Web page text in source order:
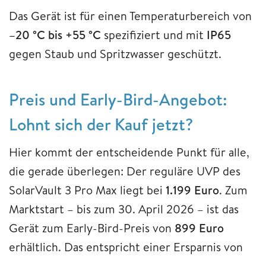
Das Gerät ist für einen Temperaturbereich von
–20 °C bis +55 °C spezifiziert und mit IP65
gegen Staub und Spritzwasser geschützt.
Preis und Early-Bird-Angebot:
Lohnt sich der Kauf jetzt?
Hier kommt der entscheidende Punkt für alle,
die gerade überlegen: Der reguläre UVP des
SolarVault 3 Pro Max liegt bei 1.199 Euro. Zum
Marktstart – bis zum 30. April 2026 – ist das
Gerät zum Early-Bird-Preis von 899 Euro
erhältlich. Das entspricht einer Ersparnis von